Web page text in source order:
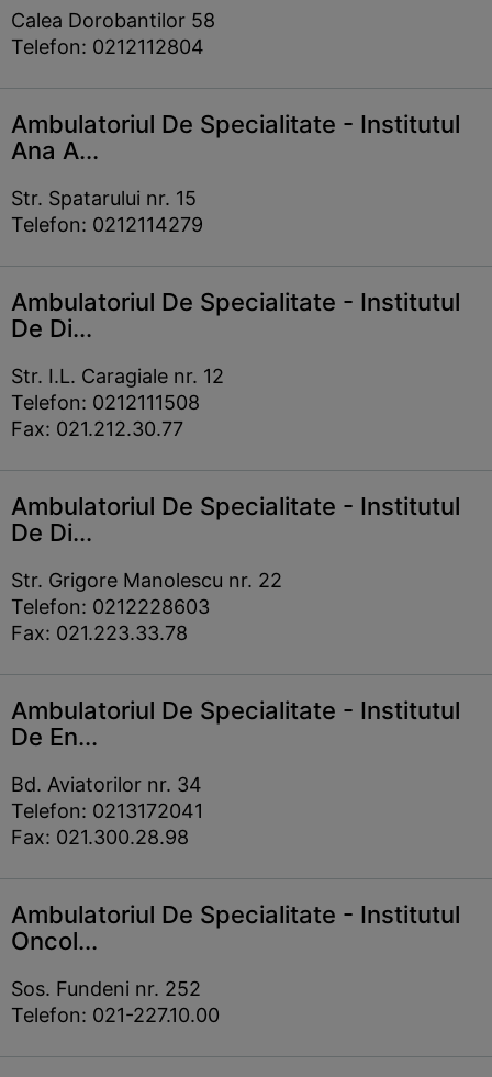
Calea Dorobantilor 58
Telefon: 0212112804
Ambulatoriul De Specialitate - Institutul
Ana A...
Str. Spatarului nr. 15
Telefon: 0212114279
Ambulatoriul De Specialitate - Institutul
De Di...
Str. I.L. Caragiale nr. 12
Telefon: 0212111508
Fax: 021.212.30.77
Ambulatoriul De Specialitate - Institutul
De Di...
Str. Grigore Manolescu nr. 22
Telefon: 0212228603
Fax: 021.223.33.78
Ambulatoriul De Specialitate - Institutul
De En...
Bd. Aviatorilor nr. 34
Telefon: 0213172041
Fax: 021.300.28.98
Ambulatoriul De Specialitate - Institutul
Oncol...
Sos. Fundeni nr. 252
Telefon: 021-227.10.00